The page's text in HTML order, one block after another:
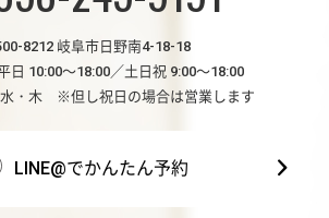
8212 岐阜市日野南4-18-18
日 10:00～18:00／土日祝 9:00～18:00
水・木 ※但し祝日の場合は営業します
LINE@でかんたん予約